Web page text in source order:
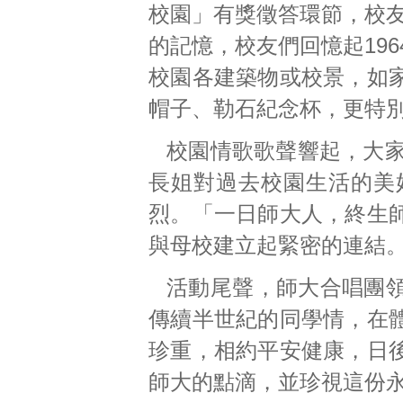
校園」有獎徵答環節，校
的記憶，校友們回憶起
校園各建築物或校景，如
帽子、勒石紀念杯，更特
校園情歌歌聲響起，大
長姐對過去校園生活的
烈。「一日師大人，終生
與母校建立起緊密的連結
活動尾聲，師大合唱團
傳續半世紀的同學情，在
珍重，相約平安健康，日
師大的點滴，並珍視這份